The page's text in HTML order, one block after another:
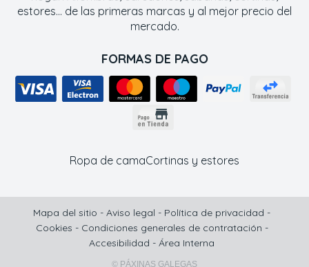
estores... de las primeras marcas y al mejor precio del
mercado.
FORMAS DE PAGO
Ropa de camaCortinas y estores
Mapa del sitio - Aviso legal - Política de privacidad -
Cookies - Condiciones generales de contratación -
Accesibilidad - Área Interna
© PÁXINAS GALEGAS